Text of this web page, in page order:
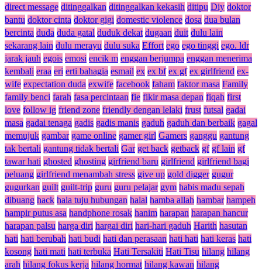
direct message ditinggalkan ditinggalkan kekasih ditipu Diy doktor
bantu doktor cinta doktor gigi domestic violence dosa dua bulan
bercinta duda duda gatal duduk dekat dugaan duit dulu lain
sekarang lain dulu merayu dulu suka Effort ego ego tinggi ego. ldr
jarak jauh egois emosi encik m enggan berjumpa enggan menerima
kembali eraa eri erti bahagia esmail ex ex bf ex gf ex girlfriend ex-
wife expectation duda exwife facebook faham faktor masa Family
family benci farah fasa percintaan fie fikir masa depan fiqah first
love follow ig friend zone friendly dengan lelaki frust futsal gadai
masa gadai tenaga gadis gadis manis gaduh gaduh dan berbaik gagal
memujuk gambar game online gamer girl Gamers ganggu gantung
tak bertali gantung tidak bertali Gar get back getback gf gf lain gf
tawar hati ghosted ghosting girfriend baru girlfriend girlfriend bagi
peluang girlfriend menambah stress give up gold digger gugur
gugurkan guilt guilt-trip guru guru pelajar gym habis madu sepah
dibuang hack hala tuju hubungan halal hamba allah hambar hampeh
hampir putus asa handphone rosak hanim harapan harapan hancur
harapan palsu harga diri hargai diri hari-hari gaduh Harith hasutan
hati hati berubah hati budi hati dan perasaan hati hati hati keras hati
kosong hati mati hati terbuka Hati Tersakiti Hati Tisu hilang hilang
arah hilang fokus kerja hilang hormat hilang kawan hilang